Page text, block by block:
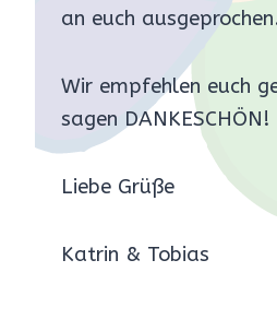
an euch
Wir empfehlen euch
sagen DANKESCHÖN!
Liebe Grüße
Katrin & Tobias